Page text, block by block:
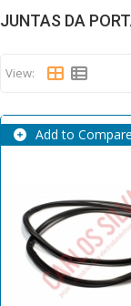
JUNTAS DA
View:
Add to Compare